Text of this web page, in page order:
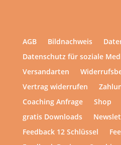
AGB Bildnachweis
Datenschutz für soziale
Versandarten
Vertrag widerrufen
Coaching Anfrage
Shop
gratis Downloads
Feedback 12 Schlüssel